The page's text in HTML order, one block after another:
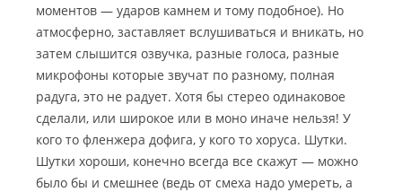
моментов — ударов камнем и тому подобное). Но
атмосферно, заставляет вслушиваться и вникать, но
затем слышится озвучка, разные голоса, разные
микрофоны которые звучат по разному, полная
радуга, это не радует. Хотя бы стерео одинаковое
сделали, или широкое или в моно иначе нельзя! У
кого то фленжера дофига, у кого то хоруса. Шутки.
Шутки хороши, конечно всегда все скажут — можно
было бы и смешнее (ведь от смеха надо умереть, а